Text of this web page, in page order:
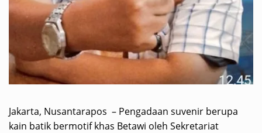
Jakarta, Nusantarapos – Pengadaan suvenir berupa
kain batik bermotif khas Betawi oleh Sekretariat